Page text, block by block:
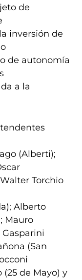
de
inversión de
de autonomía
a la
(Alberti);
Torchio
Alberto
Mauro
(San
de Mayo) y